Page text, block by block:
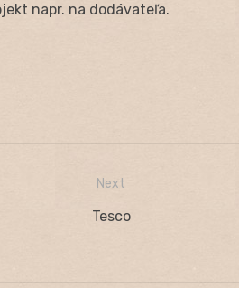
napr. na dodávateľa.
Next
Next
Tesco